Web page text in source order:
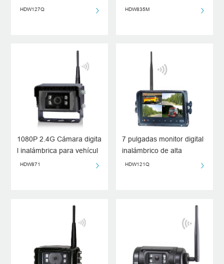
de alta definición
HDW127Q
visión trasera con el
HDW835M
1080P 2.4G Cámara digita
l inalámbrica para vehícul
oHDW871
7 pulgadas monitor digital
inalámbrico de alta
definición para vehículo
HDW121Q